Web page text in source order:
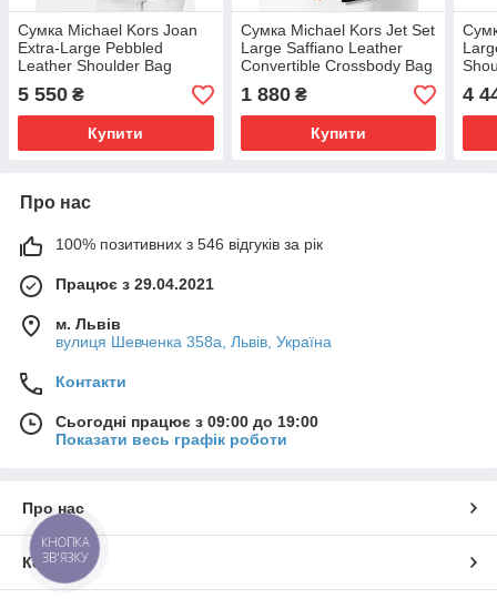
Сумка Michael Kors Joan
Extra-Large Pebbled
Leather Shoulder Bag
Luggage (35S1GV9L4L)
5 550 ₴
Купити
Сумка Michael Kors Jet Set
Large Saffiano Leather
Convertible Crossbody Bag
Black (32F6GTVC3L)
1 880₴
Купити
4
Про нас
100% позитивних з 546 відгуків за рік
Працює з 29.04.2021
м. Львів
вулиця Шевченка 358а, Львів, Україна
Контакти
Сьогодні працює з 09:00 до 19:00
Показати весь графік роботи
Про нас
Контакти
КНОПКА
ЗВ'ЯЗКУ